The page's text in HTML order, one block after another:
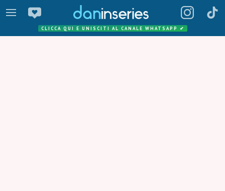
CLICCA QUI E UNISCITI AL CANALE WHATSAPP ✔